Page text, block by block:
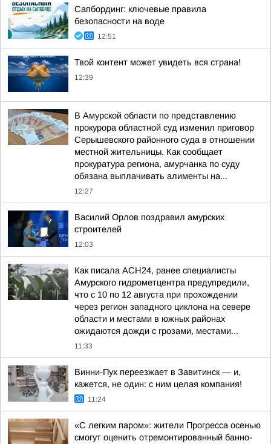
Сапбординг: ключевые правила
безопасности на воде
12:51
Твой контент может увидеть вся страна!
12:39
В Амурской области по представлению
прокурора областной суд изменил приговор
Серышевского районного суда в отношении
местной жительницы. Как сообщает
прокуратура региона, амурчанка по суду
обязана выплачивать алименты на...
12:27
Василий Орлов поздравил амурских
строителей
12:03
Как писала АСН24, ранее специалисты
Амурского гидрометцентра предупредили,
что с 10 по 12 августа при прохождении
через регион западного циклона на севере
области и местами в южных районах
ожидаются дожди с грозами, местами...
11:33
Винни-Пух переезжает в Завитинск — и,
кажется, не один: с ним целая компания!
11:24
«С легким паром»: жители Прогресса осенью
смогут оценить отремонтированный банно-